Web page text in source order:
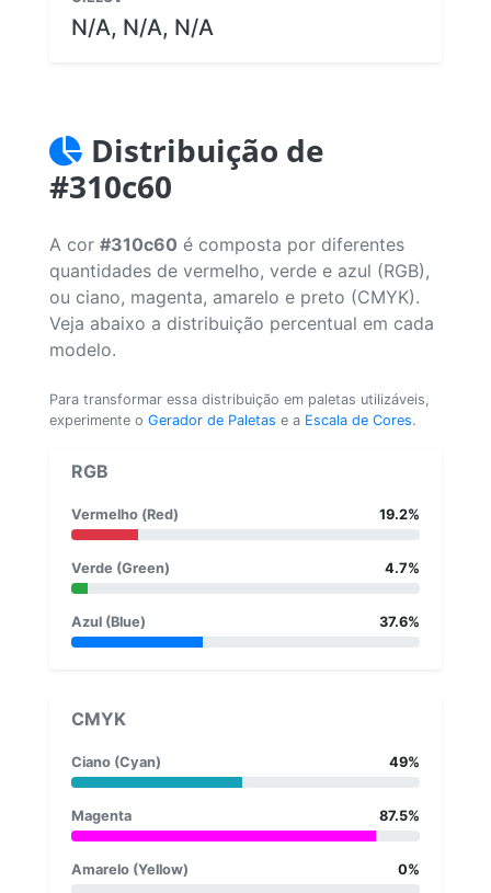
N/A, N/A, N/A
Distribuição de
#310c60
A cor #310c60 é composta por diferentes
quantidades de vermelho, verde e azul (RGB),
ou ciano, magenta, amarelo e preto (CMYK).
Veja abaixo a distribuição percentual em cada
modelo.
Para transformar essa distribuição em paletas utilizáveis,
experimente o Gerador de Paletas e a Escala de Cores.
RGB
Vermelho (Red) 19.2%
Verde (Green) 4.7%
Azul (Blue) 37.6%
CMYK
Ciano (Cyan) 49%
Magenta 87.5%
Amarelo (Yellow) 0%